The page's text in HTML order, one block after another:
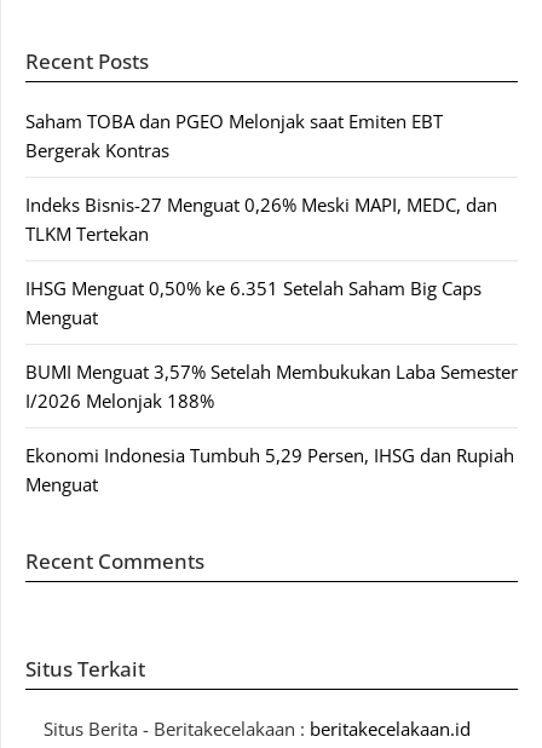
Recent Posts
Saham TOBA dan PGEO Melonjak saat Emiten EBT
Bergerak Kontras
Indeks Bisnis-27 Menguat 0,26% Meski MAPI, MEDC, dan
TLKM Tertekan
IHSG Menguat 0,50% ke 6.351 Setelah Saham Big Caps
Menguat
BUMI Menguat 3,57% Setelah Membukukan Laba Semester
I/2026 Melonjak 188%
Ekonomi Indonesia Tumbuh 5,29 Persen, IHSG dan Rupiah
Menguat
Recent Comments
Situs Terkait
Situs Berita - Beritakecelakaan : beritakecelakaan.id